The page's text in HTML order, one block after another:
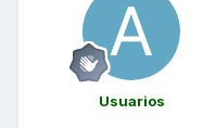
Usuarios